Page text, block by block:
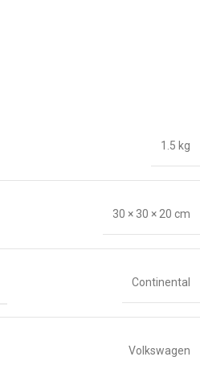
1.5 kg
30 × 30 × 20 cm
Continental
Volkswagen